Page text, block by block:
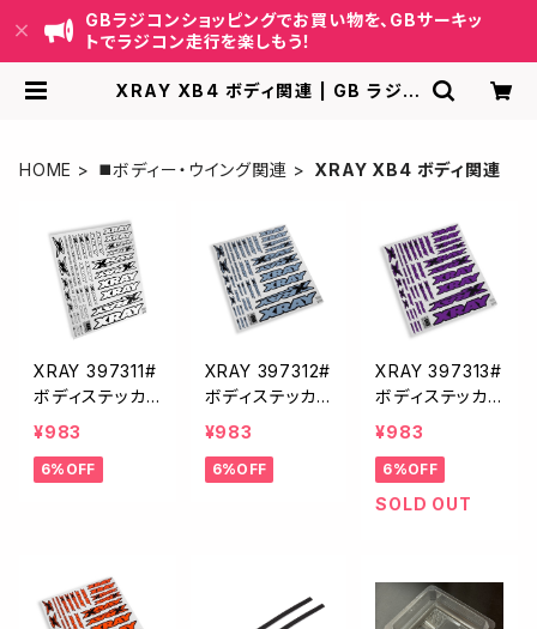
GBラジコンショッピングでお買い物を、GBサーキッ
トでラジコン走行を楽しもう！
XRAY XB4 ボディ関連 | GB ラジコ
HOME
◼️ボディー・ウイング関連 XRAY XB4 ボディ関連
XRAY 397311#
ボディステッカ
ー ホワイト XB2
¥983
6%OFF
XRAY 397312#
ボディステッカ
ー メタリックシ
4
¥983
6%OFF
XRAY 397313#
ボディステッカ
ー パープル XB
¥983
6%OFF
SOLD OUT